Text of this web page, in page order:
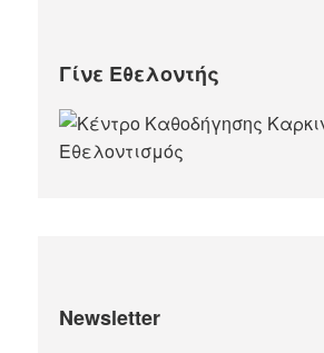
Γίνε Εθελοντής
Newsletter